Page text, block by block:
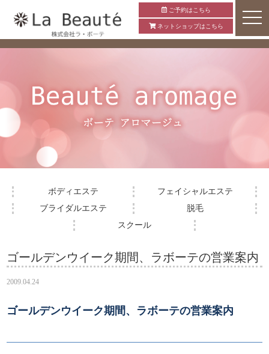
ご予約はこちら
ネットショップはこちら
ボディエステ
フェイシャルエステ
ブライダルエステ
脱毛
スクール
ゴールデンウイーク期間、ラボーテの営業案内
2009.04.24
ゴールデンウイーク期間、ラボーテの営業案内